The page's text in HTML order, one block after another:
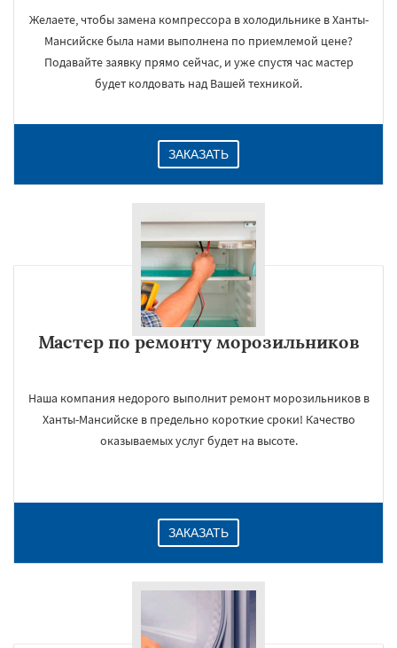
Желаете, чтобы замена компрессора в холодильнике в Ханты-
Мансийске была нами выполнена по приемлемой цене?
Подавайте заявку прямо сейчас, и уже спустя час мастер
будет колдовать над Вашей техникой.
ЗАКАЗАТЬ
Мастер по ремонту морозильников
Наша компания недорого выполнит ремонт морозильников в
Ханты-Мансийске в предельно короткие сроки! Качество
оказываемых услуг будет на высоте.
ЗАКАЗАТЬ